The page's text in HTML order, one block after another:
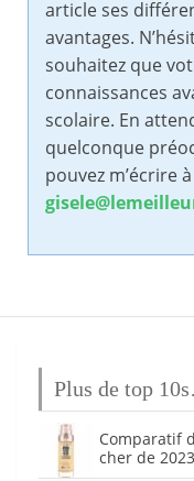
article ses
avantages.
souhaitez que
connaissances
scolaire. En
quelconque
pouvez m’écrire
Plus de top
Comparatif
cher de 2023